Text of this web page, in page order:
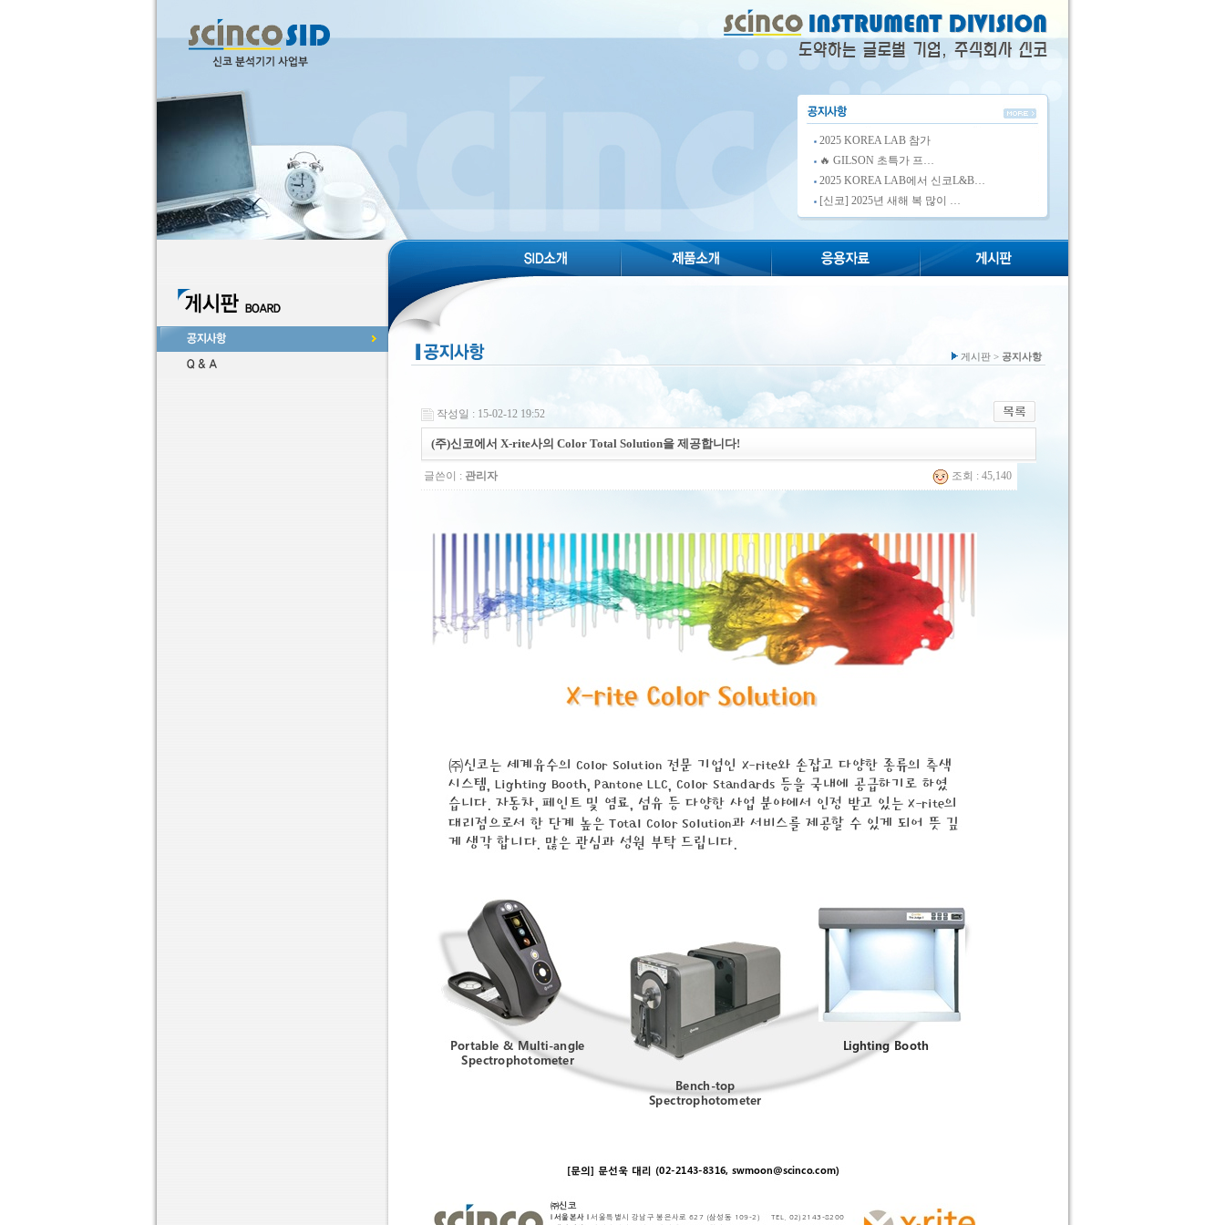
2025 KOREA LAB 참가
🔥 GILSON 초특가 프…
2025 KOREA LAB에서 신코L&B…
[신코] 2025년 새해 복 많이 …
게시판 > 공지사항
작성일 : 15-02-12 19:52
(주)신코에서 X-rite사의 Color Total Solution을 제공합니다!
글쓴이 : 관리자 조회 : 45,140